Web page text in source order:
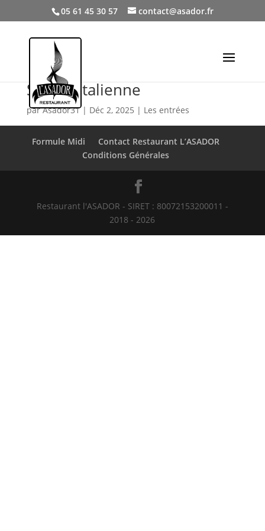
05 61 45 30 57 contact@asador.fr
Salade Italienne
parAsador31| Déc 2, 2025 | Les entrées
Formule Midi
Contact Restaurant L’ASADOR
Conditions Générales
Restaurant l'ASADOR - SIRET : 80072153200011 -
2018 - 2026